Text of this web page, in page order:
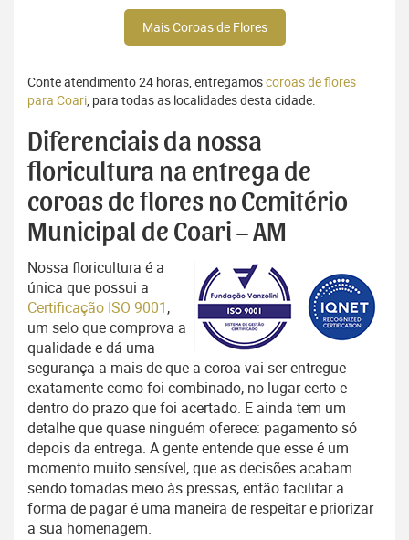
Mais Coroas de Flores
Conte atendimento 24 horas, entregamoscoroas de flores
para Coari, para todas as localidades desta cidade.
Diferenciais da nossa
floricultura na entrega de
coroas de flores no Cemitério
Municipal de Coari – AM
Nossa floricultura é a
única que possui a
Certificação ISO 9001,
um selo que comprova a
qualidade e dá uma
segurança a mais de que a coroa vai ser entregue
exatamente como foi combinado, no lugar certo e
dentro do prazo que foi acertado. E ainda tem um
detalhe que quase ninguém oferece: pagamento só
depois da entrega. A gente entende que esse é um
momento muito sensível, que as decisões acabam
sendo tomadas meio às pressas, então facilitar a
forma de pagar é uma maneira de respeitar e priorizar
a sua homenagem.